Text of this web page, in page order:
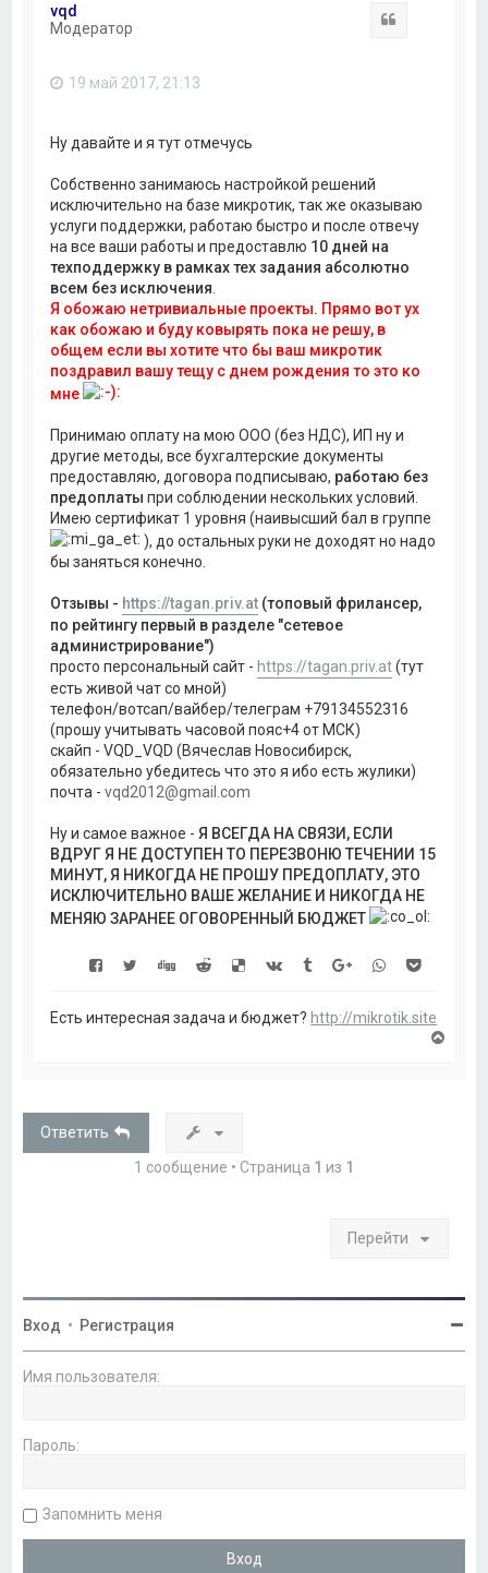
vqd
Модератор
19 май 2017, 21:13
Ну давайте и я тут отмечусь
Собственно занимаюсь настройкой решений
исключительно на базе микротик, так же оказываю
услуги поддержки, работаю быстро и после отвечу
на все ваши работы и предоставлю 10 дней на
техподдержку в рамках тех задания абсолютно
всем без исключения
Я обожаю нетривиальные проекты. Прямо вот ух
как обожаю и буду ковырять пока не решу, в
общем если вы хотите что бы ваш микротик
поздравил вашу тещу с днем рождения то это ко
мне
Принимаю оплату на мою ООО (без НДС), ИП ну и
другие методы, все бухгалтерские документы
предоставляю, договора подписываю, работаю без
предоплаты при соблюдении нескольких условий.
Имею сертификат 1 уровня (наивысший бал в группе
), до остальных руки не доходят но надо
бы заняться конечно.
Отзывы - https://tagan.priv.at (топовый фрилансер,
по рейтингу первый в разделе "сетевое
администрирование")
просто персональный сайт - https://tagan.priv.at(тут
есть живой чат со мной)
телефон/вотсап/вайбер/телеграм +79134552316
(прошу учитывать часовой пояс+4 от МСК)
скайп - VQD_VQD (Вячеслав Новосибирск,
обязательно убедитесь что это я ибо есть жулики)
почта -vqd2012@gmail.com
Ну и самое важное - Я ВСЕГДА НА СВЯЗИ, ЕСЛИ
ВДРУГ Я НЕ ДОСТУПЕН ТО ПЕРЕЗВОНЮ ТЕЧЕНИИ 15
МИНУТ, Я НИКОГДА НЕ ПРОШУ ПРЕДОПЛАТУ, ЭТО
ИСКЛЮЧИТЕЛЬНО ВАШЕ ЖЕЛАНИЕ И НИКОГДА НЕ
МЕНЯЮ ЗАРАНЕЕ ОГОВОРЕННЫЙ БЮДЖЕТ
Есть интересная задача и бюджет? http://mikrotik.site
у
Ответить
1 сообщение • Страница 1 из 1
Перейти
Вход • Регистрация
Имя пользователя:
Пароль:
Запомнить меня